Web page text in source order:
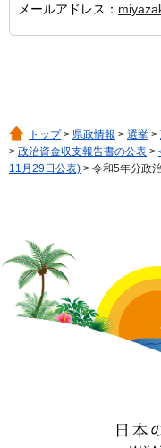
メールアドレス：
トップ> 県政情報 > 選挙 >
> 政治資金収支報告書の公表 >
11月29日公表) > 令和5年分政
日本の